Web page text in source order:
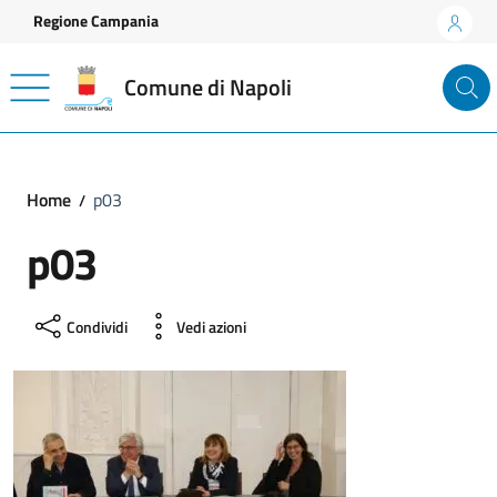
Vai ai contenuti
Vai al footer
Regione Campania
Comune di Napoli
Home p03
p03
Condividi Vedi azioni